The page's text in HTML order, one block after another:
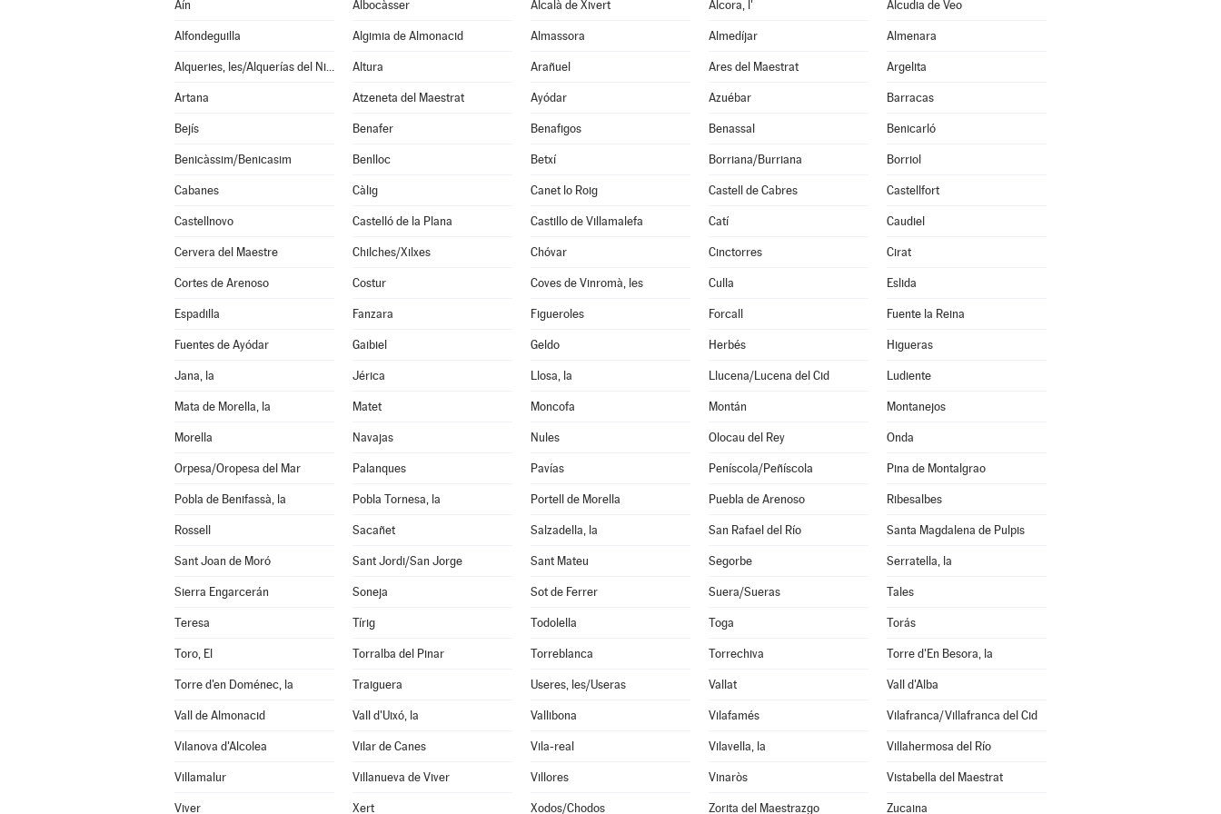
Aín Albocàsser Alcalà de Xivert Alcora, l' Alcudia de Veo
Alfondeguilla Algimia de Almonacid Almassora Almedíjar Almenara
Alqueries, les/Alquerías del Niño Perdido Altura Arañuel Ares del Maestrat Argelita
Artana Atzeneta del Maestrat Ayódar Azuébar Barracas
Bejís Benafer Benafigos Benassal Benicarló
Benicàssim/Benicasim Benlloc Betxí Borriana/Burriana Borriol
Cabanes Càlig Canet lo Roig Castell de Cabres Castellfort
Castellnovo Castelló de la Plana Castillo de Villamalefa Catí Caudiel
Cervera del Maestre Chilches/Xilxes Chóvar Cinctorres Cirat
Cortes de Arenoso Costur Coves de Vinromà, les Culla Eslida
Espadilla Fanzara Figueroles Forcall Fuente la Reina
Fuentes de Ayódar Gaibiel Geldo Herbés Higueras
Jana, la Jérica Llosa, la Llucena/Lucena del Cid Ludiente
Mata de Morella, la Matet Moncofa Montán Montanejos
Morella Navajas Nules Olocau del Rey Onda
Orpesa/Oropesa del Mar Palanques Pavías Peníscola/Peñíscola Pina de Montalgrao
Pobla de Benifassà, la Pobla Tornesa, la Portell de Morella Puebla de Arenoso Ribesalbes
Rossell Sacañet Salzadella, la San Rafael del Río Santa Magdalena de Pulpis
Sant Joan de Moró Sant Jordi/San Jorge Sant Mateu Segorbe Serratella, la
Sierra Engarcerán Soneja Sot de Ferrer Suera/Sueras Tales
Teresa Tírig Todolella Toga Torás
Toro, El Torralba del Pinar Torreblanca Torrechiva Torre d'En Besora, la
Torre d'en Doménec, la Traiguera Useres, les/Useras Vallat Vall d'Alba
Vall de Almonacid Vall d'Uixó, la Vallibona Vilafamés Vilafranca/Villafranca del Cid
Vilanova d'Alcolea Vilar de Canes Vila-real Vilavella, la Villahermosa del Río
Villamalur Villanueva de Viver Villores Vinaròs Vistabella del Maestrat
Viver Xert Xodos/Chodos Zorita del Maestrazgo Zucaina